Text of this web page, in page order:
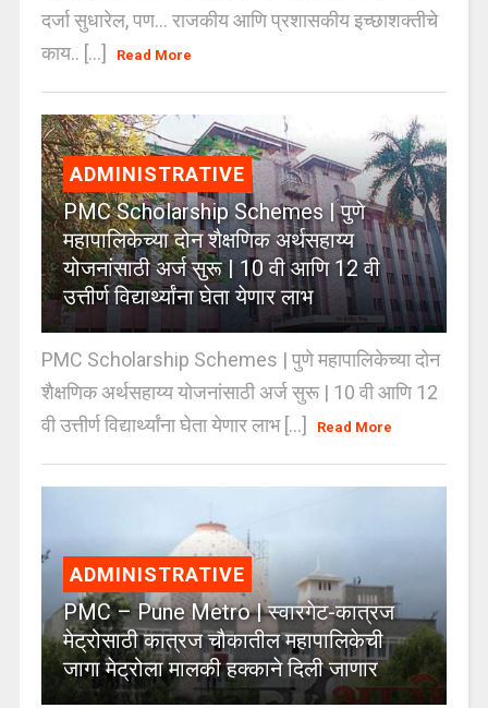
दर्जा सुधारेल, पण… राजकीय आणि प्रशासकीय इच्छाशक्तीचे
काय.. [...]
Read More
ADMINISTRATIVE
PMC Scholarship Schemes | पुणे
महापालिकेच्या दोन शैक्षणिक अर्थसहाय्य
योजनांसाठी अर्ज सुरू | 10 वी आणि 12 वी
उत्तीर्ण विद्यार्थ्यांना घेता येणार लाभ
PMC Scholarship Schemes | पुणे महापालिकेच्या दोन
शैक्षणिक अर्थसहाय्य योजनांसाठी अर्ज सुरू | 10 वी आणि 12
वी उत्तीर्ण विद्यार्थ्यांना घेता येणार लाभ [...]
Read More
ADMINISTRATIVE
PMC – Pune Metro | स्वारगेट-कात्रज
मेट्रोसाठी कात्रज चौकातील महापालिकेची
जागा मेट्रोला मालकी हक्काने दिली जाणार